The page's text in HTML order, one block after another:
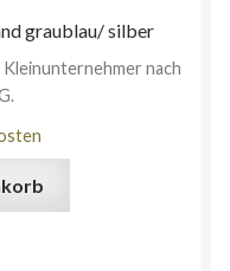
graublau/ silber
nach